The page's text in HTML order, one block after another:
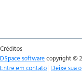
Créditos
DSpace softwarecopyright ©
Entre em contato | Deixe sua